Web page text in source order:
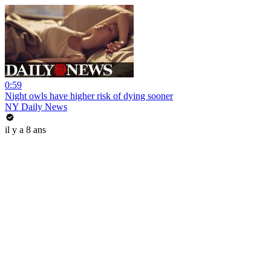
0:59
Night owls have higher risk of dying sooner
NY Daily News
il y a 8 ans